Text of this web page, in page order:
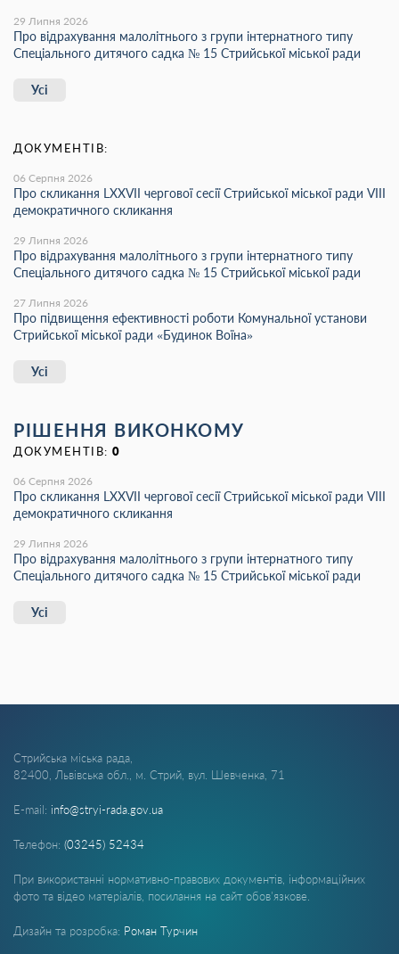
29 Липня 2026
Про відрахування малолітнього з групи інтернатного типу
Спеціального дитячого садка № 15 Стрийської міської ради
Усі
ДОКУМЕНТІВ:
06 Серпня 2026
Про скликання LХХVІІ чергової сесії Стрийської міської ради VIII
демократичного скликання
29 Липня 2026
Про відрахування малолітнього з групи інтернатного типу
Спеціального дитячого садка № 15 Стрийської міської ради
27 Липня 2026
Про підвищення ефективності роботи Комунальної установи
Стрийської міської ради «Будинок Воїна»
Усі
РІШЕННЯ ВИКОНКОМУ
ДОКУМЕНТІВ: 0
06 Серпня 2026
Про скликання LХХVІІ чергової сесії Стрийської міської ради VIII
демократичного скликання
29 Липня 2026
Про відрахування малолітнього з групи інтернатного типу
Спеціального дитячого садка № 15 Стрийської міської ради
Усі
Стрийська міська рада,
82400, Львівська обл., м. Стрий, вул. Шевченка, 71
E-mail: info@stryi-rada.gov.ua
Телефон: (03245) 52434
При використанні нормативно-правових документів, інформаційних
фото та відео матеріалів, посилання на сайт обов'язкове.
Дизайн та розробка: Роман Турчин